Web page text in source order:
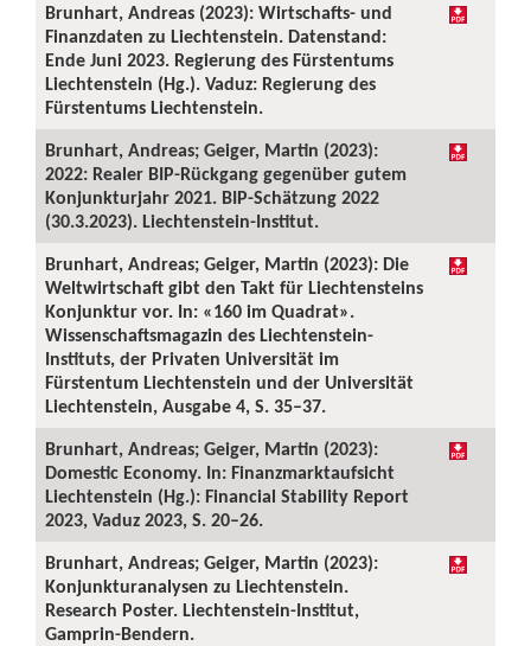
Brunhart, Andreas (2023): Wirtschafts- und
Finanzdaten zu Liechtenstein. Datenstand:
Ende Juni 2023. Regierung des Fürstentums
Liechtenstein (Hg.). Vaduz: Regierung des
Fürstentums Liechtenstein.
Brunhart, Andreas; Geiger, Martin (2023):
2022: Realer BIP-Rückgang gegenüber gutem
Konjunkturjahr 2021. BIP-Schätzung 2022
(30.3.2023). Liechtenstein-Institut.
Brunhart, Andreas; Geiger, Martin (2023): Die
Weltwirtschaft gibt den Takt für Liechtensteins
Konjunktur vor. In: «160 im Quadrat».
Wissenschaftsmagazin des Liechtenstein-
Instituts, der Privaten Universität im
Fürstentum Liechtenstein und der Universität
Liechtenstein, Ausgabe 4, S. 35–37.
Brunhart, Andreas; Geiger, Martin (2023):
Domestic Economy. In: Finanzmarktaufsicht
Liechtenstein (Hg.): Financial Stability Report
2023, Vaduz 2023, S. 20–26.
Brunhart, Andreas; Geiger, Martin (2023):
Konjunkturanalysen zu Liechtenstein.
Research Poster. Liechtenstein-Institut,
Gamprin-Bendern.